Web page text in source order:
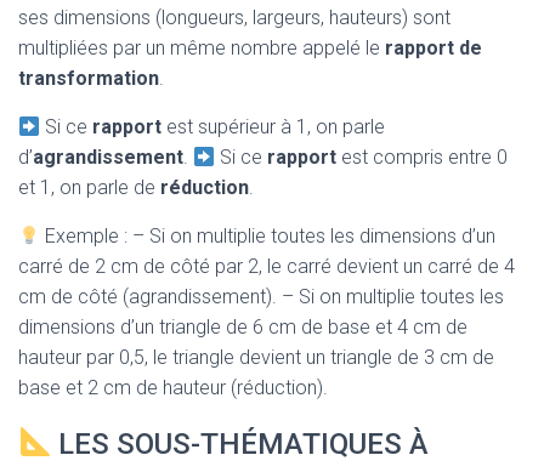
ses dimensions (longueurs, largeurs, hauteurs) sont
multipliées par un même nombre appelé le rapport de
transformation.
Si ce rapport est supérieur à 1, on parle
d’agrandissement. Si ce rapport est compris entre 0
et 1, on parle de réduction.
Exemple : – Si on multiplie toutes les dimensions d’un
carré de 2 cm de côté par 2, le carré devient un carré de 4
cm de côté (agrandissement). – Si on multiplie toutes les
dimensions d’un triangle de 6 cm de base et 4 cm de
hauteur par 0,5, le triangle devient un triangle de 3 cm de
base et 2 cm de hauteur (réduction).
LES SOUS-THÉMATIQUES À